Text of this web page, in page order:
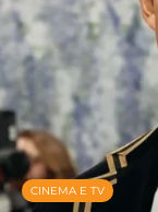
CINEMA E TV